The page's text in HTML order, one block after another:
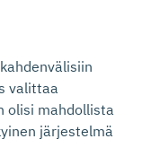
valittaa
olisi mahdollista
järjestelmä